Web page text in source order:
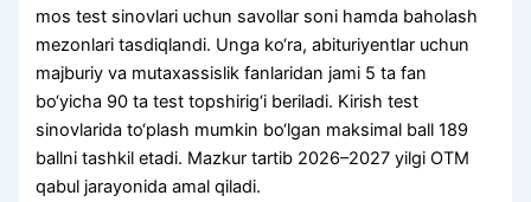
mos test sinovlari uchun savollar soni hamda baholash
mezonlari tasdiqlandi. Unga ko‘ra, abituriyentlar uchun
majburiy va mutaxassislik fanlaridan jami 5 ta fan
bo‘yicha 90 ta test topshirig‘i beriladi. Kirish test
sinovlarida to‘plash mumkin bo‘lgan maksimal ball 189
ballni tashkil etadi. Mazkur tartib 2026–2027 yilgi OTM
qabul jarayonida amal qiladi.